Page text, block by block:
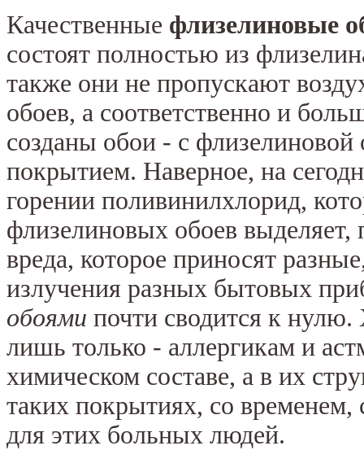
Качественные флизелиновые
состоят полностью из
также они не пропускают
обоев, а соответственно и
созданы обои - с
покрытием. Наверное, на
горении поливинилхлорид,
флизелиновых обоев выделяет,
вреда, которое приносят
излучения разных бытовых
обоями почти сводится к
лишь только - аллергикам и
химическом составе, а в их
таких покрытиях, со временем,
для этих больных людей.